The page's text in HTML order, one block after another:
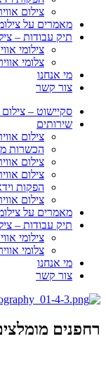
צילום
מאמרים על
תיק עבודות –
צילומי
צלומי
מי אנחנו
צור קשר
סקיישוט – צילום
שירותים
צילום אווירי 360
הכשרות
צילום
צילום
הפקות
צילום
מאמרים על
תיק עבודות –
צילומי
צלומי
מי אנחנו
צור קשר
רחפנים